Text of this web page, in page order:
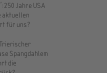
250 Jahre USA
aktuellen
für uns?
Spangdahlem
die